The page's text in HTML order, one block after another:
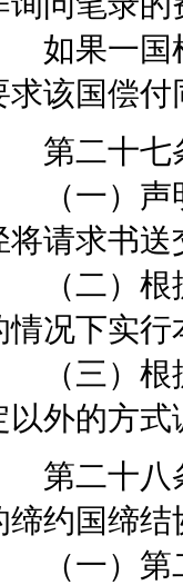
果一国根
求该国偿付
二十七
一）声明
将请求书送
二）根据
情况下实
三）根据
以外的方式
二十八
缔约国缔
一）第二